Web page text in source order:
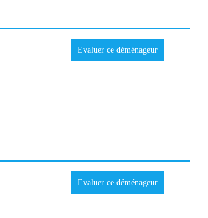
Evaluer ce déménageur
Evaluer ce déménageur